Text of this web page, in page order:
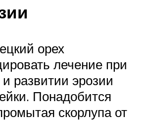
орех
лечение при
развитии эрозии
Понадобится
скорлупа от